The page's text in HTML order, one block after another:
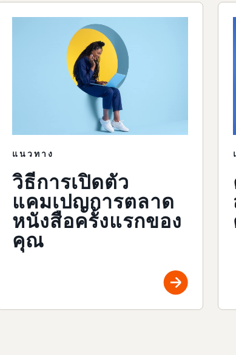
แนวทาง
วิธีการเปิดตัว
แคมเปญการตลาด
หนังสือครั้งแรกของ
คุณ